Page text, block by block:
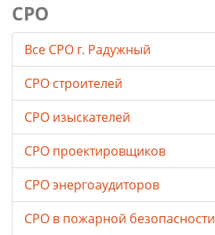
СРО
Все СРО г. Радужный
СРО строителей
СРО изыскателей
СРО проектировщиков
СРО энергоаудиторов
СРО в пожарной безопасности